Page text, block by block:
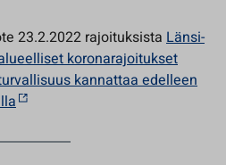
23.2.2022 rajoituksista Länsi-
koronarajoitukset
kannattaa edelleen